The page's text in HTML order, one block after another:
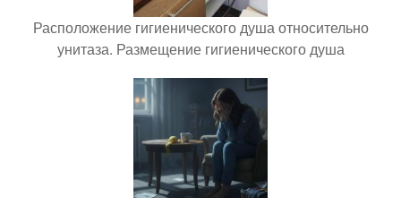
Расположение гигиенического душа относительно
унитаза. Размещение гигиенического душа